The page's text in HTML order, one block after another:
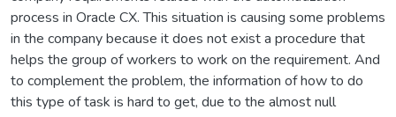
process in Oracle CX. This situation is causing some problems
in the company because it does not exist a procedure that
helps the group of workers to work on the requirement. And
to complement the problem, the information of how to do
this type of task is hard to get, due to the almost null